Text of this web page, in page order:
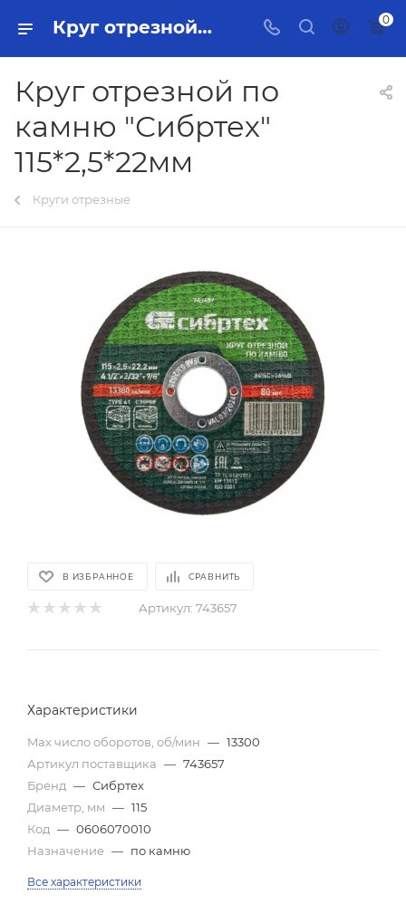
Круг отрезной по камню "Сибртех" 115*2,5*22мм Тольятти - купить в интернет-магазине, каталог с ценами и характеристиками 0
Круг отрезной по
камню "Сибртех"
115*2,5*22мм
Круги отрезные
В ИЗБРАННОЕ СРАВНИТЬ
Артикул: 743657
Характеристики
Max число оборотов, об/мин — 13300
Артикул поставщика — 743657
Бренд — Сибртех
Диаметр, мм — 115
Код — 0606070010
Назначение — по камню
Все характеристики